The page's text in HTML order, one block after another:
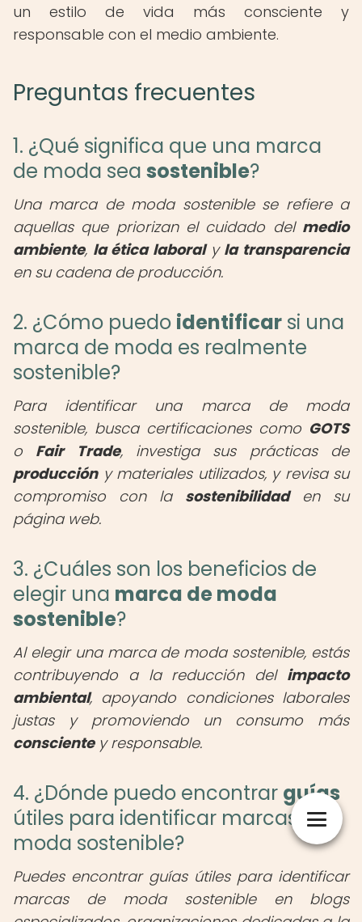
un estilo de vida más consciente y
responsable con el medio ambiente.
Preguntas frecuentes
1. ¿Qué significa que una marca
de moda sea sostenible?
Una marca de moda sostenible se refiere a
aquellas que priorizan el cuidado del medio
ambiente, la ética laboraly la transparencia
en su cadena de producción.
2. ¿Cómo puedo identificar si una
marca de moda es realmente
sostenible?
Para identificar una marca de moda
sostenible, busca certificaciones como GOTS
o Fair Trade, investiga sus prácticas de
produccióny materiales utilizados, y revisa su
compromiso con la sostenibilidaden su
página web.
3. ¿Cuáles son los beneficios de
elegir una marca de moda
sostenible?
Al elegir una marca de moda sostenible, estás
contribuyendo a la reducción del impacto
ambiental, apoyando condiciones laborales
justas y promoviendo un consumo más
conscientey responsable.
4. ¿Dónde puedo encontrar guías
útiles para identificar marcas de
moda sostenible?
Puedes encontrar guías útiles para identificar
marcas de moda sostenible en blogs